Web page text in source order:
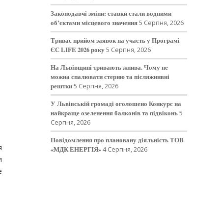
Законодавчі зміни: ставки стали водними
об’єктами місцевого значення5 Серпня, 2026
Триває прийом заявок на участь у Програмі
ЄС LIFE 2026 року5 Серпня, 2026
На Львівщині тривають жнива. Чому не
можна спалювати стерню та післяжнивні
рештки5 Серпня, 2026
У Львівській громаді оголошено Конкурс на
найкраще озеленення балконів та підвіконь5
Серпня, 2026
Повідомлення про плановану діяльність ТОВ
«МДК ЕНЕРГІЯ»4 Серпня, 2026